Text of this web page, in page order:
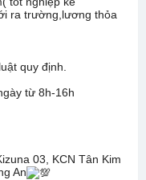
ra trường,lương thỏa
quy định.
từ 8h-16h
03, KCN Tân Kim
An